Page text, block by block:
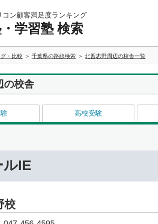
コン顧客満足度ランキング
学習塾 検索
・比較 千葉県の路線検索 北習志野周辺の校舎一覧
の校舎
高校受験
ルIE
校